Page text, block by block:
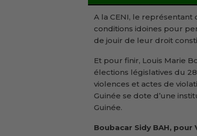
A la CENI, le
conditions idoines pour
de jouir de leur droit
Et pour finir, Louis Marie
élections législatives du
violences et actes de
Guinée se dote d’une
Guinée.
Boubacar Sidy BAH, pour